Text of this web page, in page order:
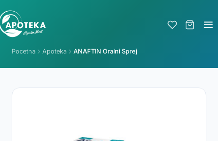
Pocetna Apoteka ANAFTIN Oralni Sprej